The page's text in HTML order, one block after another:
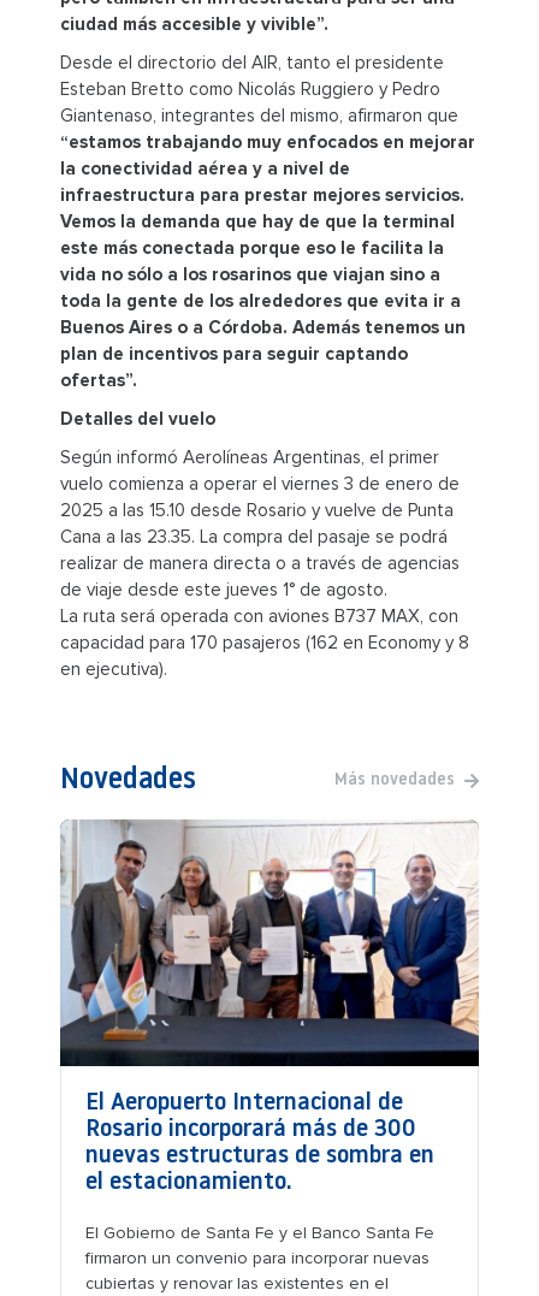
ciudad más accesible y vivible”.
Desde el directorio del AIR, tanto el presidente
Esteban Bretto como Nicolás Ruggiero y Pedro
Giantenaso, integrantes del mismo, afirmaron que
“estamos trabajando muy enfocados en mejorar
la conectividad aérea y a nivel de
infraestructura para prestar mejores servicios.
Vemos la demanda que hay de que la terminal
este más conectada porque eso le facilita la
vida no sólo a los rosarinos que viajan sino a
toda la gente de los alrededores que evita ir a
Buenos Aires o a Córdoba. Además tenemos un
plan de incentivos para seguir captando
ofertas”.
Detalles del vuelo
Según informó Aerolíneas Argentinas, el primer
vuelo comienza a operar el viernes 3 de enero de
2025 a las 15.10 desde Rosario y vuelve de Punta
Cana a las 23.35. La compra del pasaje se podrá
realizar de manera directa o a través de agencias
de viaje desde este jueves 1° de agosto.
La ruta será operada con aviones B737 MAX, con
capacidad para 170 pasajeros (162 en Economy y 8
en ejecutiva).
Novedades Más novedades
El Aeropuerto Internacional de
Rosario incorporará más de 300
nuevas estructuras de sombra en
el estacionamiento.
El Gobierno de Santa Fe y el Banco Santa Fe
firmaron un convenio para incorporar nuevas
cubiertas y renovar las existentes en el